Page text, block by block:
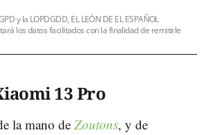
y la LOPDGDD, EL LEÓN DE EL ESPAÑOL
los datos facilitados con la finalidad de remitirle
13 Pro
la mano deZoutons, y de